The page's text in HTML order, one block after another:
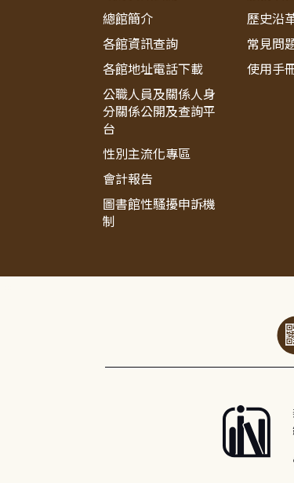
總館簡介
各館資訊查詢
各館地址電話下載
公職人員及關係人身
分關係公開及查詢平
台
性別主流化專區
會計報告
圖書館性騷擾申訴機
制
歷史沿
常見問
使用手